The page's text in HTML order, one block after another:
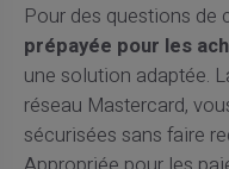
Pour des questions de
prépayée pour les
une solution adaptée.
réseau Mastercard,
sécurisées sans faire